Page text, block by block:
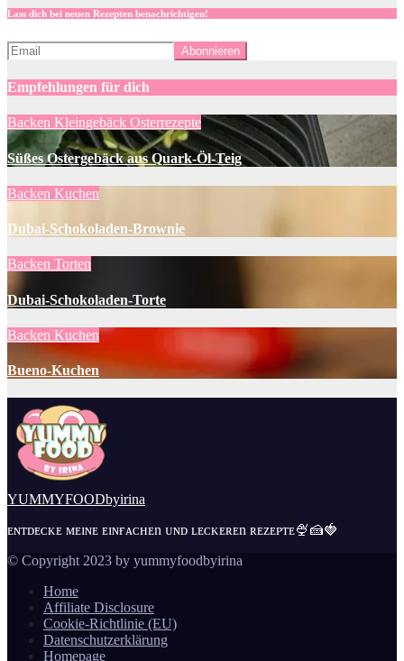
Lass dich bei neuen Rezepten benachrichtigen!
Empfehlungen für dich
Backen Kleingebäck Osterrezepte
Süßes Ostergebäck aus Quark-Öl-Teig
Backen Kuchen
Dubai-Schokoladen-Brownie
Backen Torten
Dubai-Schokoladen-Torte
Backen Kuchen
Bueno-Kuchen
YUMMYFOODbyirina
ᴇɴᴛᴅᴇᴄᴋᴇ ᴍᴇɪɴᴇ ᴇɪɴғᴀᴄʜᴇn ᴜɴᴅ ʟᴇᴄᴋᴇʀᴇn ʀᴇᴢᴇᴘᴛᴇ🍨🍰🍓
© Copyright 2023 by yummyfoodbyirina
Home
Affiliate Disclosure
Cookie-Richtlinie (EU)
Datenschutzerklärung
Homepage